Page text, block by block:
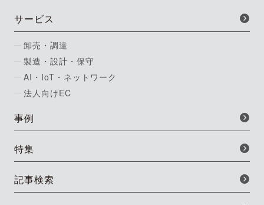
サービス
卸売・調達
製造・設計・保守
AI・IoT・ネットワーク
法人向けEC
事例
特集
記事検索